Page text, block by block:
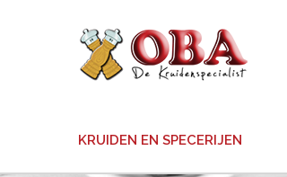
KRUIDEN EN SPECERIJEN